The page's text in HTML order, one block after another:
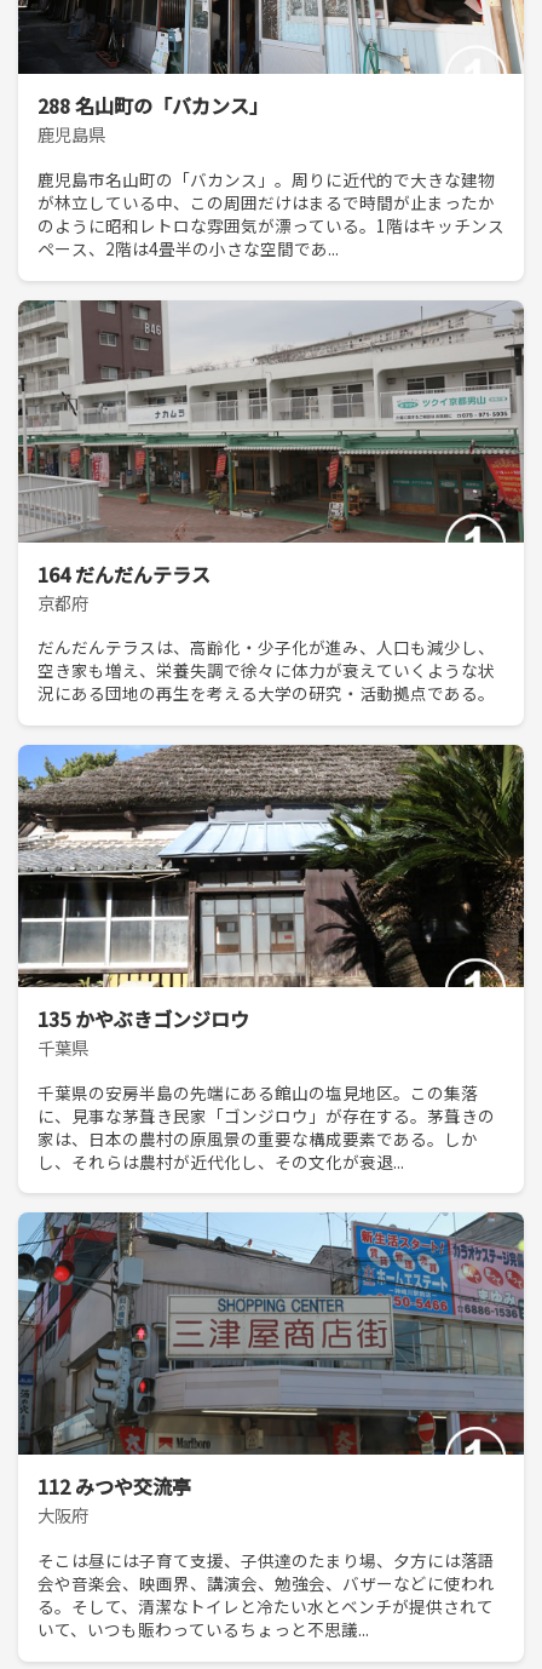
288 名山町の「バカンス」
鹿児島県
鹿児島市名山町の「バカンス」。周りに近代的で大きな建物
が林立している中、この周囲だけはまるで時間が止まったか
のように昭和レトロな雰囲気が漂っている。1階はキッチンス
ペース、2階は4畳半の小さな空間であ...
164 だんだんテラス
京都府
だんだんテラスは、高齢化・少子化が進み、人口も減少し、
空き家も増え、栄養失調で徐々に体力が衰えていくような状
況にある団地の再生を考える大学の研究・活動拠点である。
135 かやぶきゴンジロウ
千葉県
千葉県の安房半島の先端にある館山の塩見地区。この集落
に、見事な茅葺き民家「ゴンジロウ」が存在する。茅葺きの
家は、日本の農村の原風景の重要な構成要素である。しか
し、それらは農村が近代化し、その文化が衰退...
112 みつや交流亭
大阪府
そこは昼には子育て支援、子供達のたまり場、夕方には落語
会や音楽会、映画界、講演会、勉強会、バザーなどに使われ
る。そして、清潔なトイレと冷たい水とベンチが提供されて
いて、いつも賑わっているちょっと不思議...